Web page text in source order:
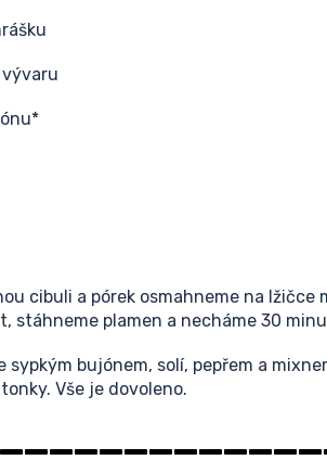
cibuli a pórek osmahneme na
stáhneme plamen a necháme 30
sypkým bujónem, solí, pepřem a
Vše je dovoleno.